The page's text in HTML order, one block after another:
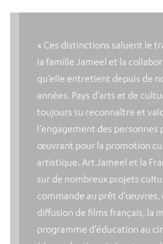
« Ces distinctions saluent le
la famille Jameel et la
qu’elle entretient depuis de
années. Pays d’arts et de
toujours su reconnaître et
l’engagement des personnes
œuvrant pour la promotion
artistique. Art Jameel et la
sur de nombreux projets
commande au prêt d’œuvres,
diffusion de films français, la
programme d’éducation au